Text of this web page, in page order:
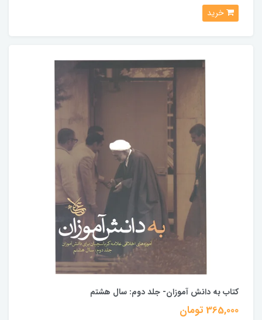
کتاب به دانش آموزان- جلد دوم: سال هشتم
365,000 تومان